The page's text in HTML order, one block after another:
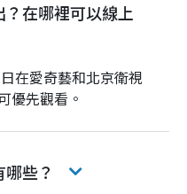
？在哪裡可以線上
在愛奇藝和北京衛視
優先觀看。
些？